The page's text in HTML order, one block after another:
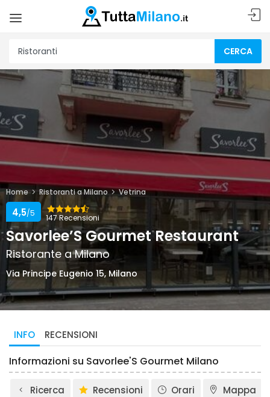
CERCA
Home Ristoranti a Milano Vetrina
147 Recensioni
4,5/5
Savorlee’S Gourmet Restaurant
Ristorante a Milano
Via Principe Eugenio 15, Milano
INFO RECENSIONI
Informazioni su Savorlee'S Gourmet Milano
Ricerca Recensioni Orari Mappa